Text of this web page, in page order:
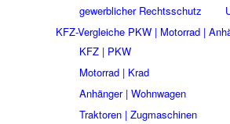
gewerblicher Rechtsschutz
KFZ-Vergleiche PKW | Motorrad |
KFZ | PKW
Motorrad | Krad
Anhänger | Wohnwagen
Traktoren | Zugmaschinen